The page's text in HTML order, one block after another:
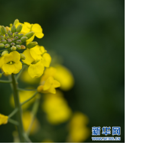
社会
服务
趣看文物